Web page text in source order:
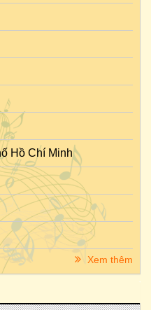
Hồ Chí Minh
Xem thêm